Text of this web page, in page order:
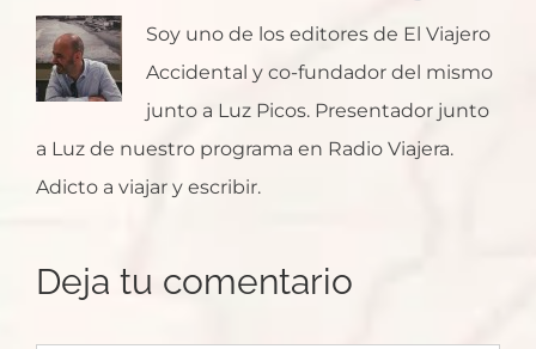
Soy uno de los editores de El Viajero
Accidental y co-fundador del mismo
junto a Luz Picos. Presentador junto
a Luz de nuestro programa en Radio Viajera.
Adicto a viajar y escribir.
Deja tu comentario